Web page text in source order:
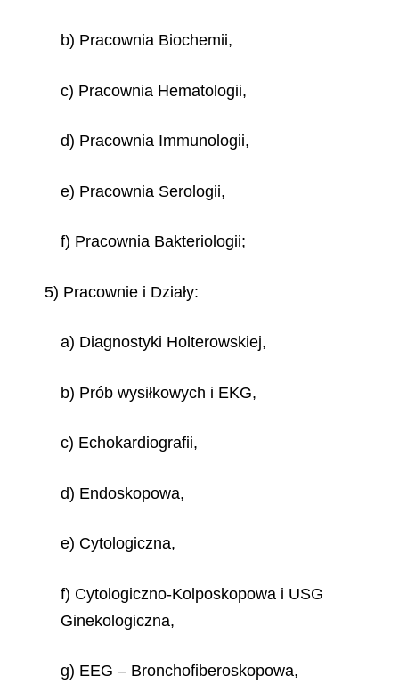
b) Pracownia Biochemii,
c) Pracownia Hematologii,
d) Pracownia Immunologii,
e) Pracownia Serologii,
f) Pracownia Bakteriologii;
5) Pracownie i Działy:
a) Diagnostyki Holterowskiej,
b) Prób wysiłkowych i EKG,
c) Echokardiografii,
d) Endoskopowa,
e) Cytologiczna,
f) Cytologiczno-Kolposkopowa i USG
Ginekologiczna,
g) EEG – Bronchofiberoskopowa,